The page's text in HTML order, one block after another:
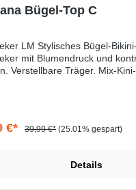
Bügel-Top C
LM Stylisches Bügel-
mit Blumendruck und
Verstellbare Träger. Mix-
€* 39,99 €* (25.01% gespart)
Details